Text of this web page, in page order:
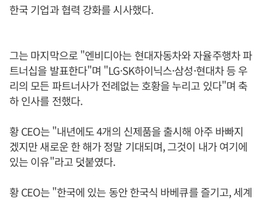
한국 기업과 협력 강화를 시사했다.
그는 마지막으로 "엔비디아는 현대자동차와 자율주행차 파
트너십을 발표한다"며 "LG·SK하이닉스·삼성·현대차 등 우
리의 모든 파트너사가 전례없는 호황을 누리고 있다"며 축
하 인사를 전했다.
황 CEO는 "내년에도 4개의 신제품을 출시해 아주 바빠지
겠지만 새로운 한 해가 정말 기대되며, 그것이 내가 여기에
있는 이유"라고 덧붙였다.
황 CEO는 "한국에 있는 동안 한국식 바베큐를 즐기고, 세계